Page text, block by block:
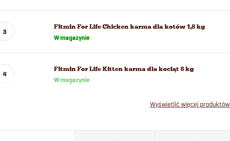
Fitmin For Life Chicken karma dla kotów 1,8 kg
W magazynie
Fitmin For Life Kitten karma dla kociąt 8 kg
W magazynie
Wyświetlić więcej produktów